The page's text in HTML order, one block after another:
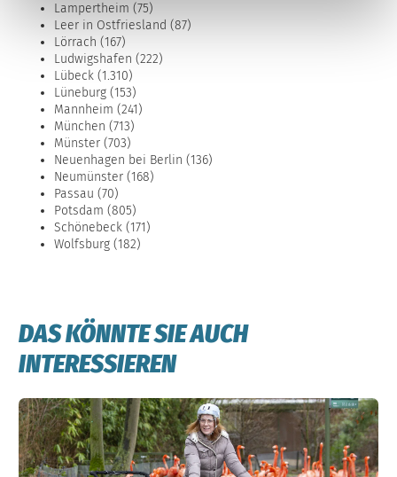
Lampertheim (75)
Leer in Ostfriesland (87)
Lörrach (167)
Ludwigshafen (222)
Lübeck (1.310)
Lüneburg (153)
Mannheim (241)
München (713)
Münster (703)
Neuenhagen bei Berlin (136)
Neumünster (168)
Passau (70)
Potsdam (805)
Schönebeck (171)
Wolfsburg (182)
DAS KÖNNTE SIE AUCH
INTERESSIEREN